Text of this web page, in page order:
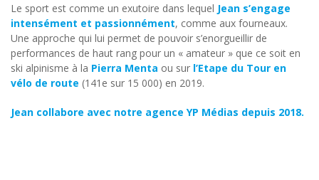
Le sport est comme un exutoire dans lequel Jean s’engage
intensément et passionnément, comme aux fourneaux.
Une approche qui lui permet de pouvoir s’enorgueillir de
performances de haut rang pour un « amateur » que ce soit en
ski alpinisme à la Pierra Menta ou sur l’Etape du Tour en
vélo de route (141e sur 15 000) en 2019.
Jean collabore avec notre agence YP Médias depuis 2018.